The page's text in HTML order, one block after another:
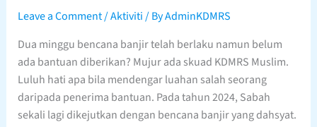
Leave a Comment/Aktiviti/ ByAdminKDMRS
Dua minggu bencana banjir telah berlaku namun belum
ada bantuan diberikan? Mujur ada skuad KDMRS Muslim.
Luluh hati apa bila mendengar luahan salah seorang
daripada penerima bantuan. Pada tahun 2024, Sabah
sekali lagi dikejutkan dengan bencana banjir yang dahsyat.